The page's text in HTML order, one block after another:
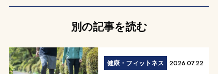
別の記事を読む
健康・フィットネス 2026.07.22